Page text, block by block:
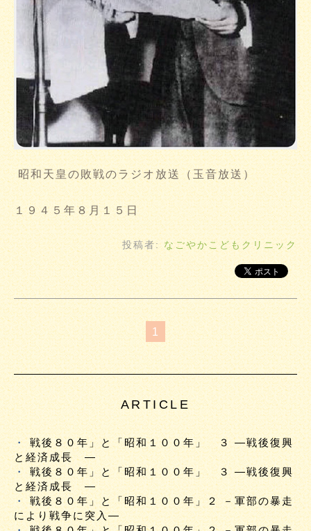
昭和天皇の敗戦のラジオ放送（玉音放送）
１９４５年８月１５日
投稿者: なごやかこどもクリニック
1
ARTICLE
戦後８０年」と「昭和１００年」 ３ ―戦後復興
と経済成長 ―
戦後８０年」と「昭和１００年」 ３ ―戦後復興
と経済成長 ―
戦後８０年」と「昭和１００年」２ －軍部の暴走
により戦争に突入―